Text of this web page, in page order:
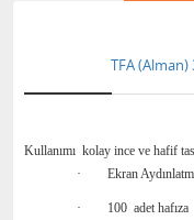
TFA
Kullanımı kolay ince ve hafif
·
Ekran
· 100 adet hafıza